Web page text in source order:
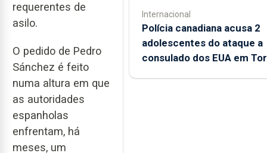
requerentes de
asilo.
O pedido de Pedro
Sánchez é feito
numa altura em que
as autoridades
espanholas
enfrentam, há
meses, um
Internacional
Polícia canadiana acusa 2
adolescentes do ataque a
consulado dos EUA em